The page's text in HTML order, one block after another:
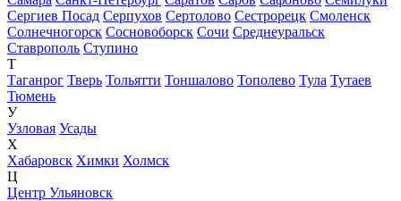
Сергиев Посад Серпухов Сертолово Сестрорецк Смоленск
Солнечногорск Сосновоборск Сочи Среднеуральск
Ставрополь Ступино
Т
Таганрог Тверь Тольятти Тоншалово Тополево Тула Тутаев
Тюмень
У
Узловая Усады
Х
Хабаровск Химки Холмск
Ц
Центр Ульяновск